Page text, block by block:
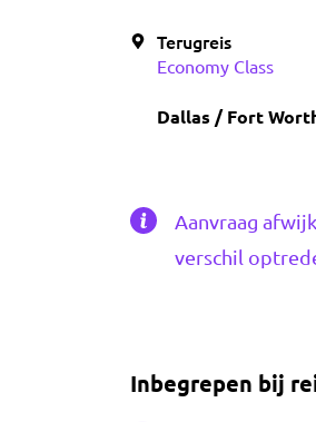
Terugreis
Economy Class
Dallas / Fort
Aanvraag
verschil
Inbegrepen bij